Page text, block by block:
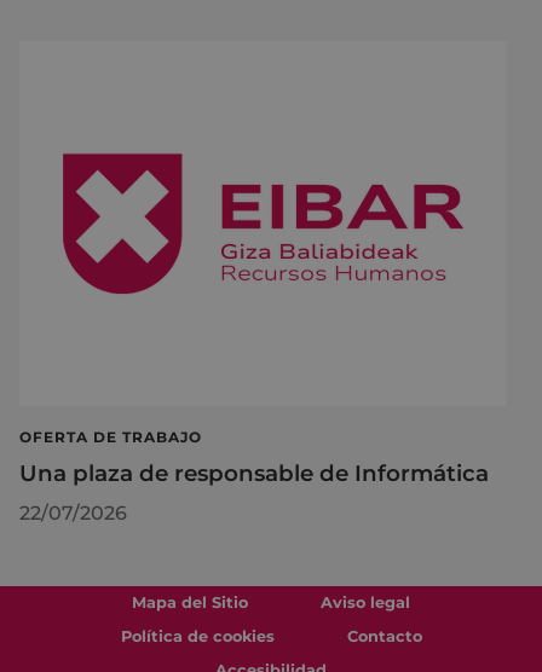
OFERTA DE TRABAJO
Una plaza de responsable de Informática
22/07/2026
Mapa del Sitio
Aviso legal
Política de cookies
Contacto